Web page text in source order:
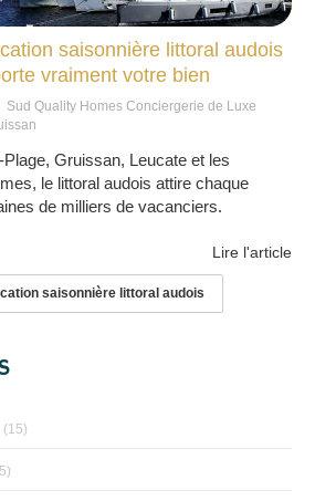
saisonnière littoral audois
vraiment votre bien
Sud Quality Homes Conciergerie de Luxe
Gruissan, Leucate et les
le littoral audois attire chaque
de milliers de vacanciers.
Lire l'article
saisonnière littoral audois
(15)